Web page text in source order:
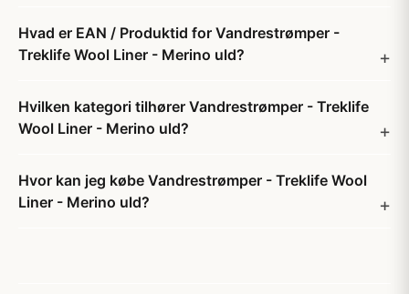
Hvad er EAN / Produktid for Vandrestrømper -
Treklife Wool Liner - Merino uld?
Hvilken kategori tilhører Vandrestrømper - Treklife
Wool Liner - Merino uld?
Hvor kan jeg købe Vandrestrømper - Treklife Wool
Liner - Merino uld?